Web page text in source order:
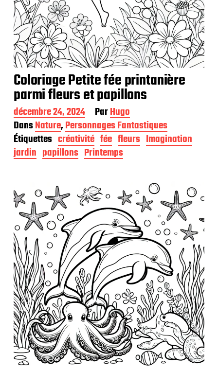
Coloriage Petite fée printanière
parmi fleurs et papillons
D
a
t
e
d
e
b
l
i
a
t
i
o
n
décembre 24, 2024 ParHugo
DansNature,Personnages Fantastiques
Étiquettes créativité fée fleurs Imagination
jardin papillons Printemps